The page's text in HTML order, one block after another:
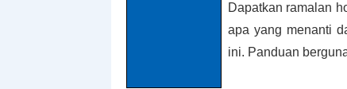
Dapatkan ramalan
apa yang menanti
ini. Panduan